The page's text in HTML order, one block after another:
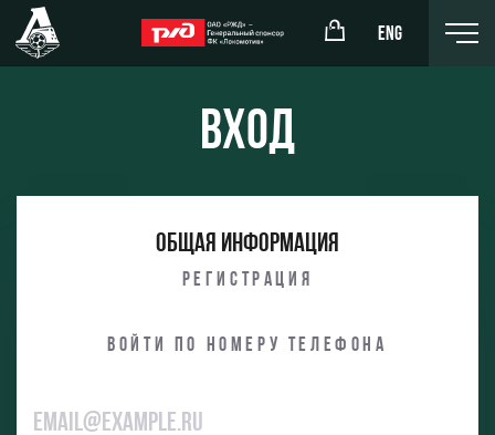
ENG
Организация мероприятий
Аренда площадей
Вход
Общая информация
Регистрация
Войти по номеру телефона